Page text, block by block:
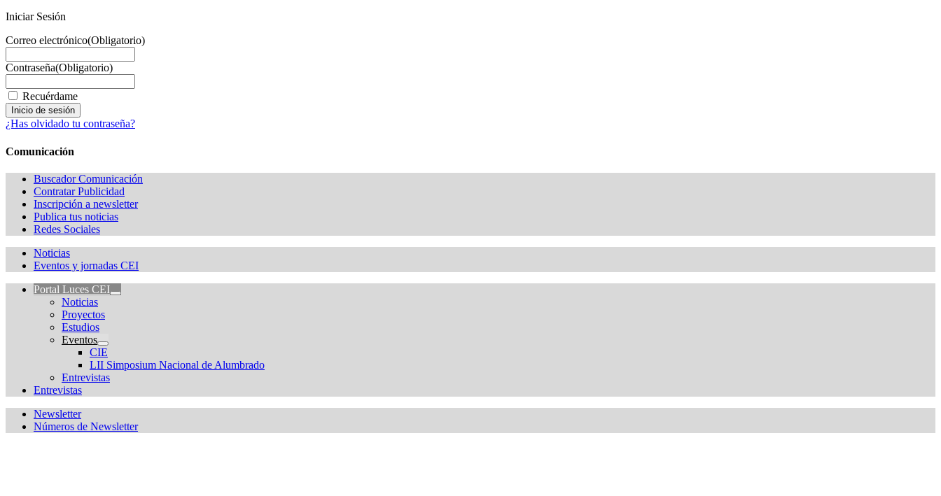
Iniciar Sesión
Correo electrónico(Obligatorio)
Contraseña(Obligatorio)
Recuérdame
¿Has olvidado tu contraseña?
Comunicación
Buscador Comunicación
Contratar Publicidad
Inscripción a newsletter
Publica tus noticias
Redes Sociales
Noticias
Eventos y jornadas CEI
Portal Luces CEI
Noticias
Proyectos
Estudios
Eventos
CIE
LII Simposium Nacional de Alumbrado
Entrevistas
Entrevistas
Newsletter
Números de Newsletter